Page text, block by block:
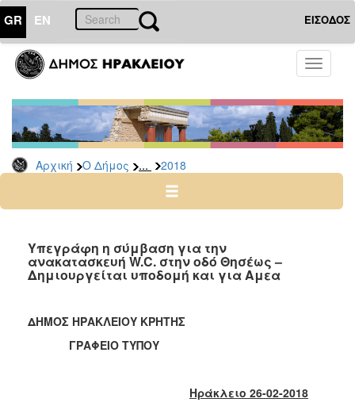
GR EN ΕΙΣΟΔΟΣ
Toggle
Αρχική Ο Δήμος ... 2018
ΔΗΜΟΣ
Δελτία
Τύπου
Αρχείο
2026
2024
2022
2021
Υπεγράφη η σύμβαση για την
ανακατασκευή W.C. στην οδό Θησέως –
Δημιουργείται υποδομή και για Αμεα
ΔΗΜΟΣ ΗΡΑΚΛΕΙΟΥ ΚΡΗΤΗΣ
ΓΡΑΦΕΙΟ ΤΥΠΟΥ
Ηράκλειο 26-02-2018